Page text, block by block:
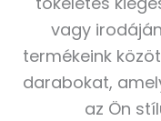
vagy
termékeink
darabokat,
az Ön